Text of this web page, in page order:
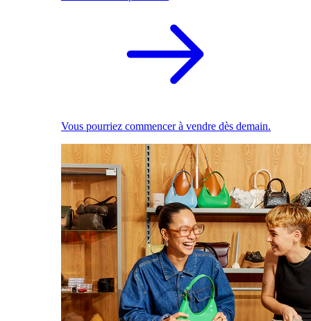
Vous pourriez commencer à vendre dès demain.